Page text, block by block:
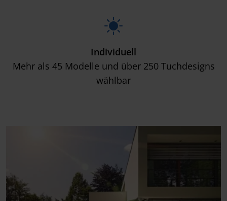
Individuell
Mehr als 45 Modelle und über 250 Tuchdesigns
wählbar